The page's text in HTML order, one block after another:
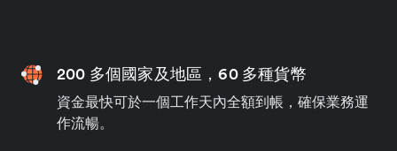
200 多個國家及地區，60 多種貨幣
資金最快可於一個工作天內全額到帳，確保業務運
作流暢。